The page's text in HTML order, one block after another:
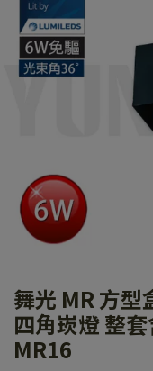
舞光 MR 方型
四角崁燈 整
MR16